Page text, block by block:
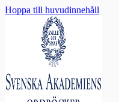
Hoppa till huvudinnehåll